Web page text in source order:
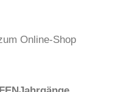
Online-Shop